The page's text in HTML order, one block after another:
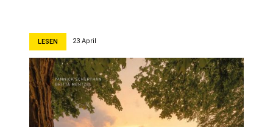
LESEN 23 April